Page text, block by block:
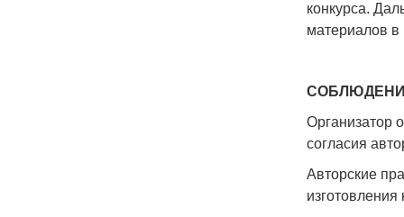
конкурса.
материалов в
Организатор
согласия
Авторские